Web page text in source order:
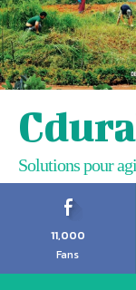
Solutions pour
11,000
Fans